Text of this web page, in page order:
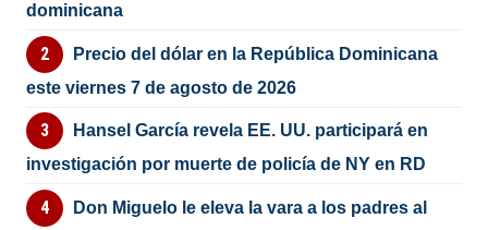
dominicana
Precio del dólar en la República Dominicana
este viernes 7 de agosto de 2026
Hansel García revela EE. UU. participará en
investigación por muerte de policía de NY en RD
Don Miguelo le eleva la vara a los padres al